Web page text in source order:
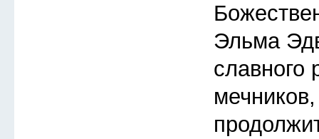
Эльма
славного